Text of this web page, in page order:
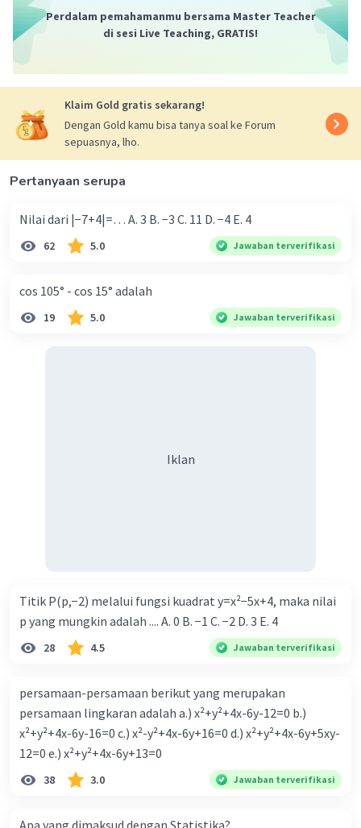
Iklan
Perdalam pemahamanmu bersama Master Teacher
di sesi Live Teaching, GRATIS!
Klaim Gold gratis sekarang!
Dengan Gold kamu bisa tanya soal ke Forum
sepuasnya, lho.
Pertanyaan serupa
Nilai dari |−7+4|=… A. 3 B. −3 C. 11 D. −4 E. 4
62 5.0 Jawaban terverifikasi
cos 105° - cos 15° adalah
19 5.0 Jawaban terverifikasi
Iklan
Titik P(p,−2) melalui fungsi kuadrat y=x²−5x+4, maka nilai
p yang mungkin adalah .... A. 0 B. −1 C. −2 D. 3 E. 4
28 4.5 Jawaban terverifikasi
persamaan-persamaan berikut yang merupakan
persamaan lingkaran adalah a.) x²+y²+4x-6y-12=0 b.)
x²+y²+4x-6y-16=0 c.) x²-y²+4x-6y+16=0 d.) x²+y²+4x-6y+5xy-
12=0 e.) x²+y²+4x-6y+13=0
38 3.0 Jawaban terverifikasi